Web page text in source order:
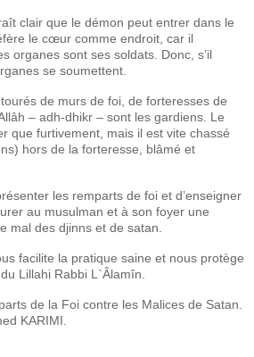
clair que le démon peut entrer dans le
le cœur comme endroit, car il
organes sont ses soldats. Donc, s’il
se soumettent.
de murs de foi, de forteresses de
– adh-dhikr – sont les gardiens. Le
que furtivement, mais il est vite chassé
hors de la forteresse, blâmé et
les remparts de foi et d’enseigner
au musulman et à son foyer une
mal des djinns et de satan.
facilite la pratique saine et nous protège
Lillahi Rabbi L`Âlamîn.
de la Foi contre les Malices de Satan.
KARIMI.